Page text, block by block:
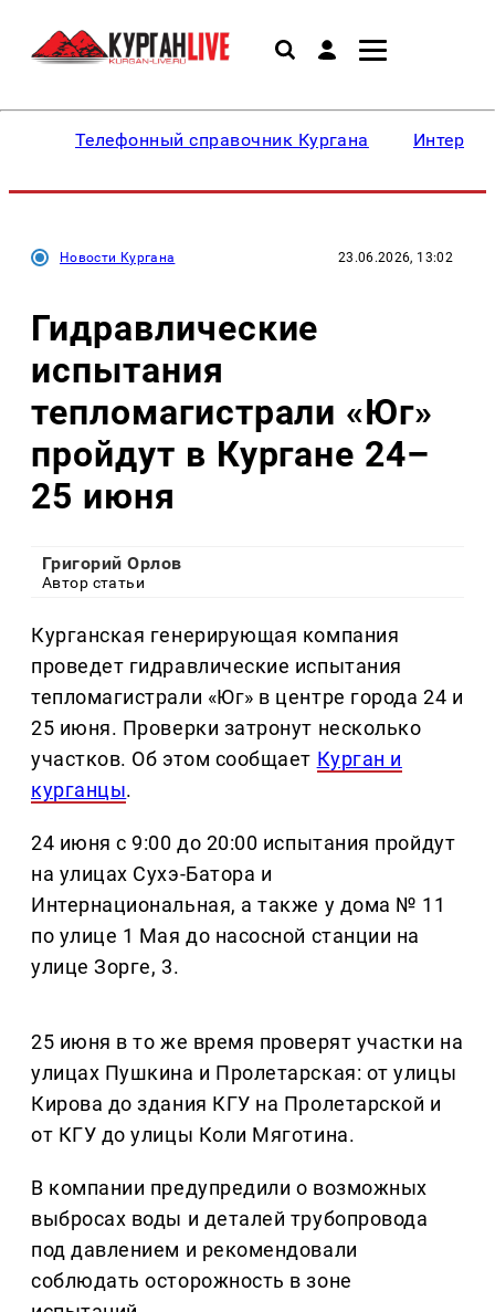
Телефонный справочник Кургана
Новости Кургана 23.06.2026, 13:02
Гидравлические
испытания
тепломагистрали «Юг»
пройдут в Кургане 24–
25 июня
Григорий Орлов
Автор статьи
Курганская генерирующая компания
проведет гидравлические испытания
тепломагистрали «Юг» в центре города 24 и
25 июня. Проверки затронут несколько
участков. Об этом сообщает Курган и
курганцы.
24 июня с 9:00 до 20:00 испытания пройдут
на улицах Сухэ-Батора и
Интернациональная, а также у дома № 11
по улице 1 Мая до насосной станции на
улице Зорге, 3.
25 июня в то же время проверят участки на
улицах Пушкина и Пролетарская: от улицы
Кирова до здания КГУ на Пролетарской и
от КГУ до улицы Коли Мяготина.
В компании предупредили о возможных
выбросах воды и деталей трубопровода
под давлением и рекомендовали
соблюдать осторожность в зоне